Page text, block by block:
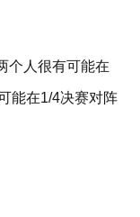
个人很有可能在
能在1/4决赛对阵